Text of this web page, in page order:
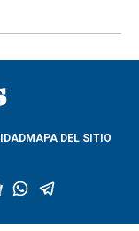
MAPA DEL SITIO
g
o
w
a
l